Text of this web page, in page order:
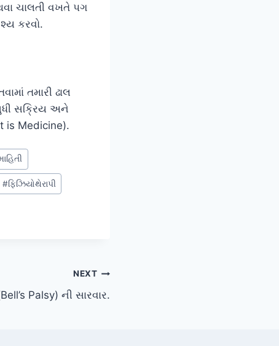
ચાલતી વખતે પગ
કરવો.
તમારી ઢાલ
સક્રિય અને
is Medicine).
#ફિઝિયોથેરાપી
NEXT
Palsy) ની સારવાર.